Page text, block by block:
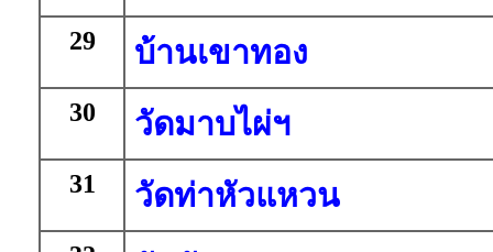
29 บ้านเขาทอง
30 วัดมาบไผ่ฯ
31 วัดท่าหัวแหวน